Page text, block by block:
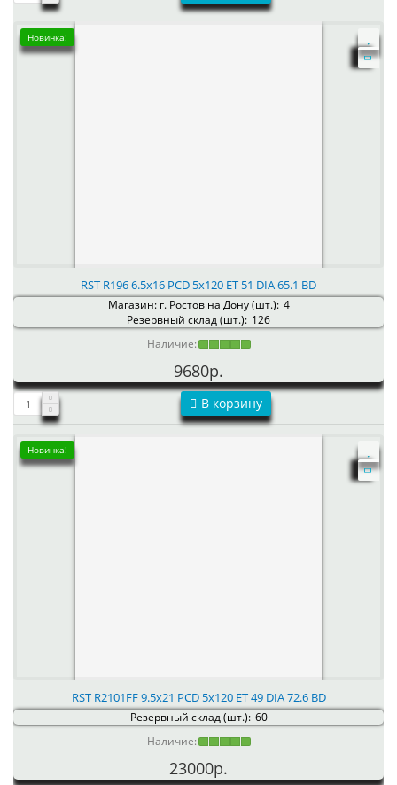
Новинка!
RST R196 6.5x16 PCD 5x120 ET 51 DIA 65.1 BD
Магазин: г. Ростов на Дону (шт.): 4
Резервный склад (шт.): 126
Наличие:
9680р.
В корзину
Новинка!
RST R2101FF 9.5x21 PCD 5x120 ET 49 DIA 72.6 BD
Резервный склад (шт.): 60
Наличие:
23000р.